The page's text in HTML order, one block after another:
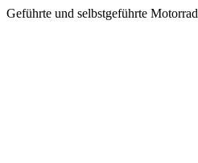
Geführte und selbstgeführte